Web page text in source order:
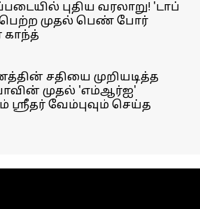
புதிய வரலாறு! 'டாப்
பெற்ற முதல் பெண் போர்
காந்த்
சதியை முறியடித்த
முதல் 'எம்ஆர்ஐ'
ஸ்ரீதர் வேம்புவும் செய்த